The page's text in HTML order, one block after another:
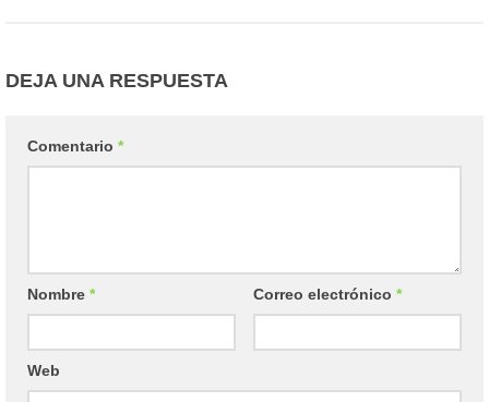
DEJA UNA RESPUESTA
Comentario *
Nombre * Correo electrónico *
Web